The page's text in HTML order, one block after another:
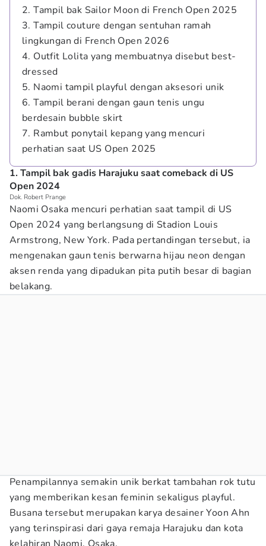
2. Tampil bak Sailor Moon di French Open 2025
3. Tampil couture dengan sentuhan ramah
lingkungan di French Open 2026
4. Outfit Lolita yang membuatnya disebut best-
dressed
5. Naomi tampil playful dengan aksesori unik
6. Tampil berani dengan gaun tenis ungu
berdesain bubble skirt
7. Rambut ponytail kepang yang mencuri
perhatian saat US Open 2025
1. Tampil bak gadis Harajuku saat comeback di US
Open 2024
Dok. Robert Prange
Naomi Osaka mencuri perhatian saat tampil di US
Open 2024 yang berlangsung di Stadion Louis
Armstrong, New York. Pada pertandingan tersebut, ia
mengenakan gaun tenis berwarna hijau neon dengan
aksen renda yang dipadukan pita putih besar di bagian
belakang.
Penampilannya semakin unik berkat tambahan rok tutu
yang memberikan kesan feminin sekaligus playful.
Busana tersebut merupakan karya desainer Yoon Ahn
yang terinspirasi dari gaya remaja Harajuku dan kota